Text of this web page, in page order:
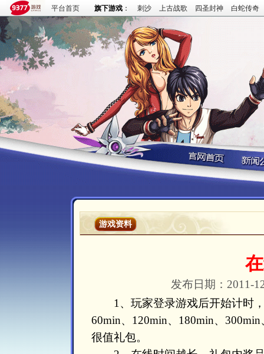
平台首页 旗下游戏 ： 刺沙 上古战歌 四圣封神 白蛇传奇
游戏资料
发布日期：2011-
1、玩家登录游戏后开始计时，
60min、120min、180min、
很值礼包。